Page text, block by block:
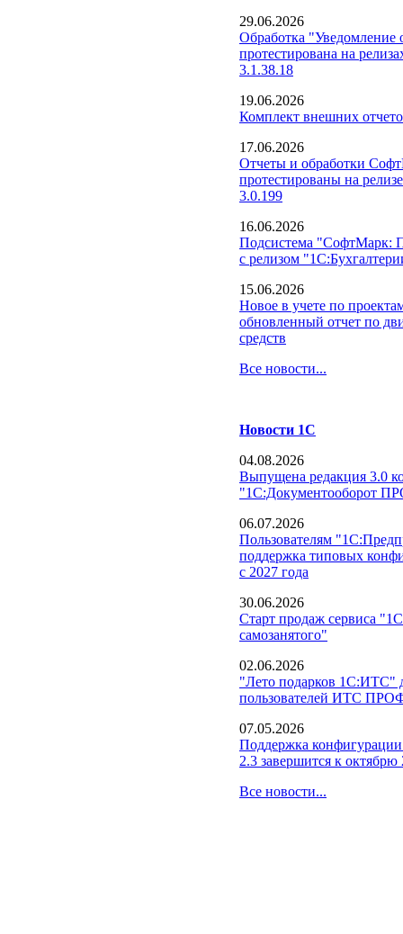
29.06.2026
Обработка "Уведомление
протестирована на
3.1.38.18
19.06.2026
Комплект внешних
17.06.2026
Отчеты и обработки
протестированы на
3.0.199
16.06.2026
Подсистема "СофтМарк:
с релизом
15.06.2026
Новое в учете по
обновленный отчет по
средств
Все новости...
Новости 1С
04.08.2026
Выпущена редакция 3.0
"1С:Документооборот
06.07.2026
Пользователям
поддержка типовых
с 2027 года
30.06.2026
Старт продаж сервиса
самозанятого"
02.06.2026
"Лето подарков 1С:ИТС"
пользователей ИТС
07.05.2026
Поддержка
2.3 завершится к октябрю
Все новости...